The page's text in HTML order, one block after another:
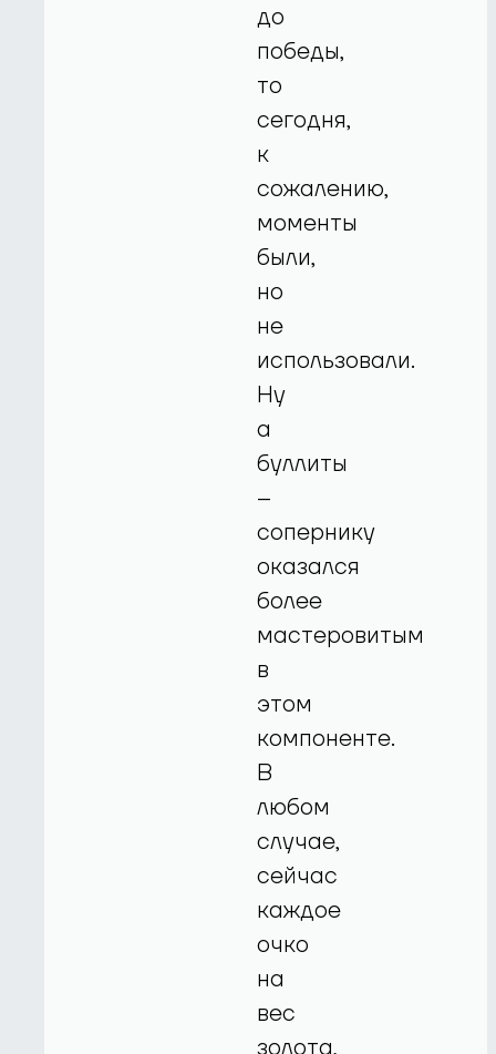
до
победы,
то
сегодня,
к
сожалению,
моменты
были,
но
не
использовали.
Ну
а
буллиты
–
сопернику
оказался
более
мастеровитым
в
этом
компоненте.
В
любом
случае,
сейчас
каждое
очко
на
вес